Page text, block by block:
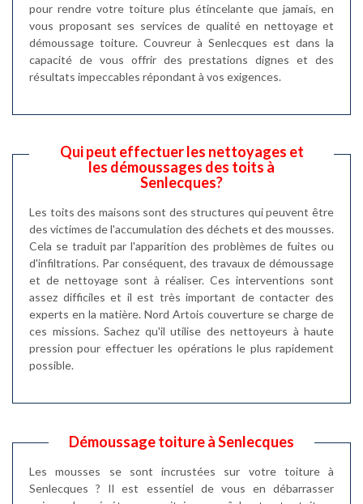
pour rendre votre toiture plus étincelante que jamais, en
vous proposant ses services de qualité en nettoyage et
démoussage toiture. Couvreur à Senlecques est dans la
capacité de vous offrir des prestations dignes et des
résultats impeccables répondant à vos exigences.
Qui peut effectuer les nettoyages et
les démoussages des toits à
Senlecques?
Les toits des maisons sont des structures qui peuvent être
des victimes de l'accumulation des déchets et des mousses.
Cela se traduit par l'apparition des problèmes de fuites ou
d'infiltrations. Par conséquent, des travaux de démoussage
et de nettoyage sont à réaliser. Ces interventions sont
assez difficiles et il est très important de contacter des
experts en la matière. Nord Artois couverture se charge de
ces missions. Sachez qu'il utilise des nettoyeurs à haute
pression pour effectuer les opérations le plus rapidement
possible.
Démoussage toiture à Senlecques
Les mousses se sont incrustées sur votre toiture à
Senlecques ? Il est essentiel de vous en débarrasser